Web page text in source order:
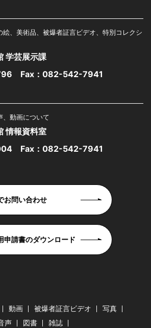
、美術品、被爆者証言ビデオ、特別コレクシ
学芸展示課
Fax：082-542-7941
、動画について
情報資料室
Fax：082-542-7941
お問い合わせ
申請書のダウンロード
動画 被爆者証言ビデオ
写真
声 図書 雑誌